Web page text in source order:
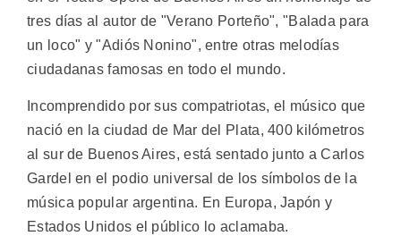
tres días al autor de "Verano Porteño", "Balada para
un loco" y "Adiós Nonino", entre otras melodías
ciudadanas famosas en todo el mundo.
Incomprendido por sus compatriotas, el músico que
nació en la ciudad de Mar del Plata, 400 kilómetros
al sur de Buenos Aires, está sentado junto a Carlos
Gardel en el podio universal de los símbolos de la
música popular argentina. En Europa, Japón y
Estados Unidos el público lo aclamaba.